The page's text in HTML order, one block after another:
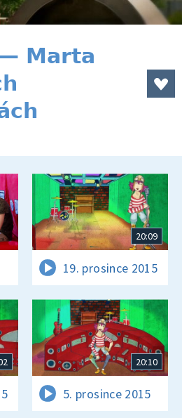
Marta
20:09
19. prosince 2015
20:10
5. prosince 2015